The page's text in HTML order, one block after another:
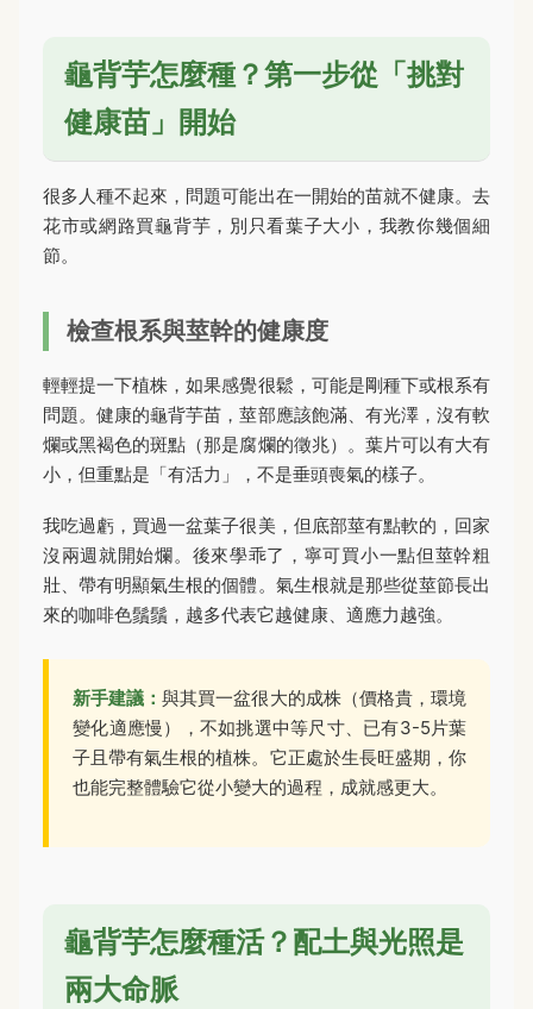
龜背芋怎麼種？第一步從「挑對
健康苗」開始
很多人種不起來，問題可能出在一開始的苗就不健康。去
花市或網路買龜背芋，別只看葉子大小，我教你幾個細
節。
檢查根系與莖幹的健康度
輕輕提一下植株，如果感覺很鬆，可能是剛種下或根系有
問題。健康的龜背芋苗，莖部應該飽滿、有光澤，沒有軟
爛或黑褐色的斑點（那是腐爛的徵兆）。葉片可以有大有
小，但重點是「有活力」，不是垂頭喪氣的樣子。
我吃過虧，買過一盆葉子很美，但底部莖有點軟的，回家
沒兩週就開始爛。後來學乖了，寧可買小一點但莖幹粗
壯、帶有明顯氣生根的個體。氣生根就是那些從莖節長出
來的咖啡色鬚鬚，越多代表它越健康、適應力越強。
新手建議：與其買一盆很大的成株（價格貴，環境
變化適應慢），不如挑選中等尺寸、已有3-5片葉
子且帶有氣生根的植株。它正處於生長旺盛期，你
也能完整體驗它從小變大的過程，成就感更大。
龜背芋怎麼種活？配土與光照是
兩大命脈